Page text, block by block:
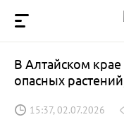
В Алтайском
опасных
15:37, 02.07.2026